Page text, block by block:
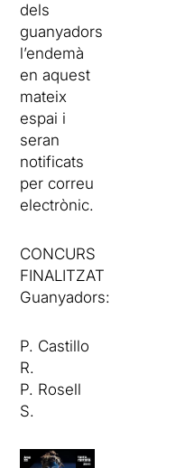
dels
guanyadors
l’endemà
en aquest
mateix
espai i
seran
notificats
per correu
electrònic.
CONCURS
FINALITZAT
Guanyadors:
P. Castillo
R.
P. Rosell
S.